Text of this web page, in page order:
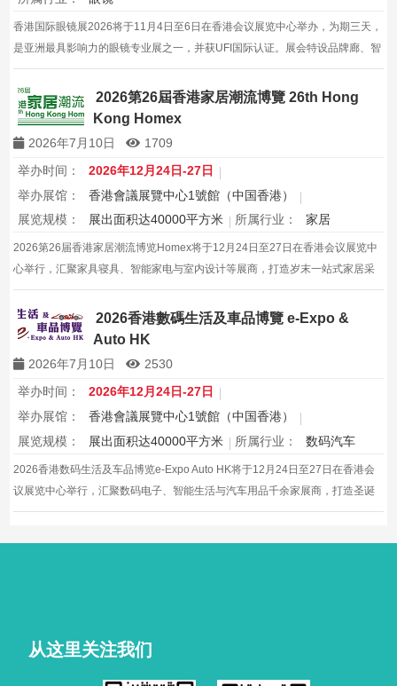
香港国际眼镜展2026将于11月4日至6日在香港会议展览中心举办，为期三天，
是亚洲最具影响力的眼镜专业展之一，并获UFI国际认证。展会特设品牌廊、智
能眼镜专区与多国展馆，汇聚全球视光产品供应商，并配套眼镜汇演与行业论
坛，为展商与买家创造高效的跨境商贸与合作机…
2026第26屆香港家居潮流博覽 26th Hong
Kong Homex
2026年7月10日
1709
举办时间：
2026年12月24日-27日
举办展馆：
香港會議展覽中心1號館（中国香港）
展览规模：
展出面积达40000平方米 所属行业： 家居
2026第26届香港家居潮流博览Homex将于12月24日至27日在香港会议展览中
心举行，汇聚家具寝具、智能家电与室内设计等展商，打造岁末一站式家居采
购与灵感盛会，欢迎本地家庭与海内外买家入场挑选心仪家居好物，共度温馨
节日购物季，感受设计之美。2026香港數碼生活及車品博覽 e-Expo &
Auto HK
2026年7月10日
2530
举办时间：
2026年12月24日-27日
举办展馆：
香港會議展覽中心1號館（中国香港）
展览规模：
展出面积达40000平方米 所属行业： 数码汽车
2026香港数码生活及车品博览e-Expo Auto HK将于12月24日至27日在香港会
议展览中心举行，汇聚数码电子、智能生活与汽车用品千余家展商，打造圣诞
黄金档科技车品一站式采购盛会，欢迎观众与买家到场体验交流，共赴年度科
从这里关注我们